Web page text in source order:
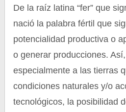
De la raíz latina “fer” que
nació la palabra fértil que
potencialidad productiva o
o generar producciones.
especialmente a las tierras
condiciones naturales y/o
tecnológicos, la posibilidad